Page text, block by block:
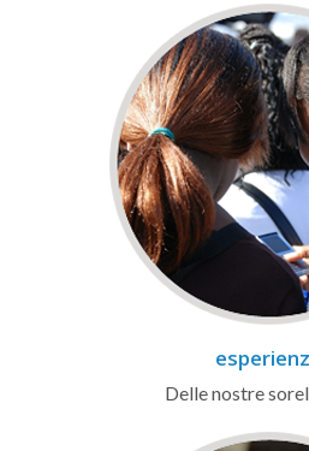
Delle nostre